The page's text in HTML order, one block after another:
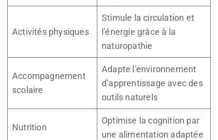
Activités physiques
Stimule la circulation et
l’énergie grâce à la
naturopathie
Accompagnement
scolaire
Adapte l’environnement
d’apprentissage avec des
outils naturels
Nutrition
Optimise la cognition par
une alimentation adaptée